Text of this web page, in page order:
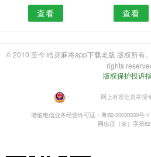
查看 查看
© 2010 至今 哈灵麻将app下载老版 版权所有
rights
版权保护投诉
・ 网上有害信息举报
增值电信业务经营许可证：粤B2-20030330号-1
网出证（京）字第